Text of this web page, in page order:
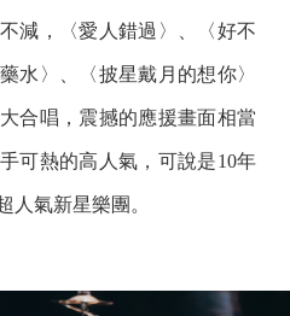
減，〈愛人錯過〉、〈好不
水〉、〈披星戴月的想你〉
合唱，震撼的應援畫面相當
可熱的高人氣，可說是10年
人氣新星樂團。